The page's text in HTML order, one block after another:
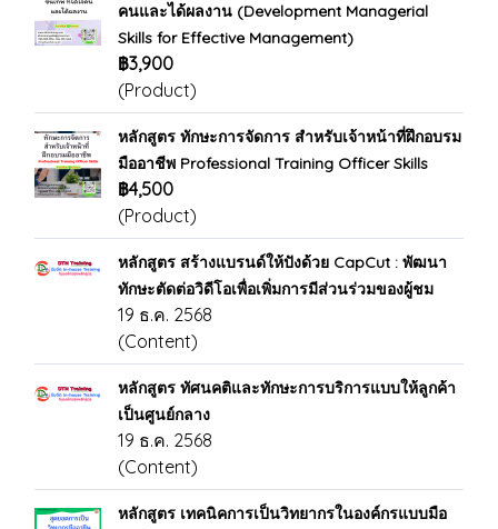
คนและได้ผลงาน (Development Managerial
Skills for Effective Management)
฿3,900
(Product)
หลักสูตร ทักษะการจัดการ สำหรับเจ้าหน้าที่ฝึกอบรม
มืออาชีพ Professional Training Officer Skills
฿4,500
(Product)
หลักสูตร สร้างแบรนด์ให้ปังด้วย CapCut : พัฒนา
ทักษะตัดต่อวิดีโอเพื่อเพิ่มการมีส่วนร่วมของผู้ชม
19 ธ.ค. 2568
(Content)
หลักสูตร ทัศนคติและทักษะการบริการแบบให้ลูกค้า
เป็นศูนย์กลาง
19 ธ.ค. 2568
(Content)
หลักสูตร เทคนิคการเป็นวิทยากรในองค์กรแบบมือ